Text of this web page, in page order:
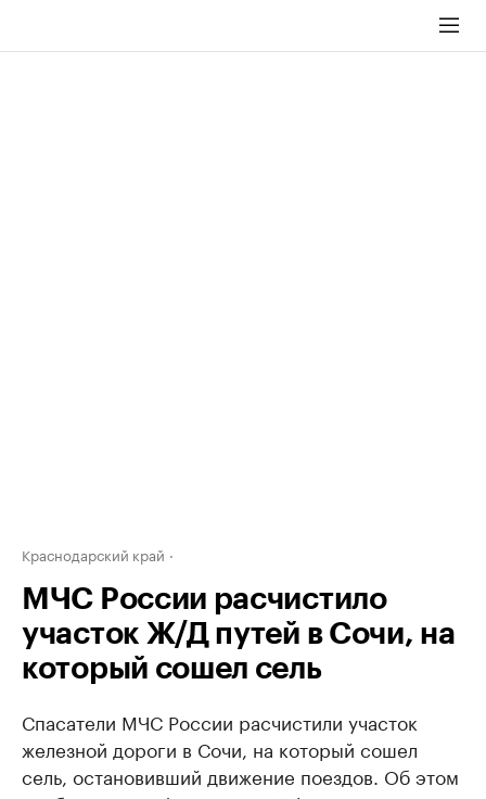
Краснодарский край
МЧС России расчистило
участок Ж/Д путей в Сочи, на
который сошел сель
Спасатели МЧС России расчистили участок
железной дороги в Сочи, на который сошел
сель, остановивший движение поездов. Об этом